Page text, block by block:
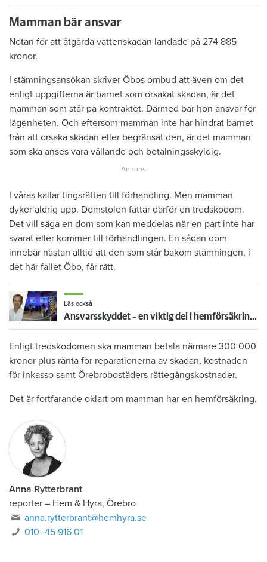
Mamman bär ansvar
Notan för att åtgärda vattenskadan landade på 274 885
kronor.
I stämningsansökan skriver Öbos ombud att även om det
enligt uppgifterna är barnet som orsakat skadan, är det
mamman som står på kontraktet. Därmed bär hon ansvar för
lägenheten. Och eftersom mamman inte har hindrat barnet
från att orsaka skadan eller begränsat den, är det mamman
som ska anses vara vållande och betalningsskyldig.
I våras kallar tingsrätten till förhandling. Men mamman
dyker aldrig upp. Domstolen fattar därför en tredskodom.
Det vill säga en dom som kan meddelas när en part inte har
svarat eller kommer till förhandlingen. En sådan dom
innebär nästan alltid att den som står bakom stämningen, i
det här fallet Öbo, får rätt.
Läs också
Ansvarsskyddet – en viktig del i hemförsäkringen
Enligt tredskodomen ska mamman betala närmare 300 000
kronor plus ränta för reparationerna av skadan, kostnaden
för inkasso samt Örebrobostäders rättegångskostnader.
Det är fortfarande oklart om mamman har en hemförsäkring.
Anna Rytterbrant
reporter – Hem & Hyra, Örebro
anna.rytterbrant@hemhyra.se
010- 45 916 01